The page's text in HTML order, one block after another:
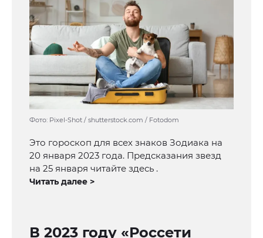
Фото: Pixel-Shot / shutterstock.com / Fotodom
Это гороскоп для всех знаков Зодиака на
20 января 2023 года. Предсказания звезд
на 25 января читайте здесь .
Читать далее >
В 2023 году «Россети